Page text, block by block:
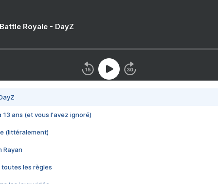
Royale - DayZ
13 ans (et vous l'avez ignoré)
(littéralement)
Rayan
toutes les règles